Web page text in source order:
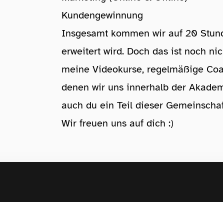
Kundengewinnung
Insgesamt kommen wir auf 20
erweitert wird. Doch das ist noch
meine Videokurse, regelmäßige
denen wir uns innerhalb der
auch du ein Teil dieser
Wir freuen uns auf dich :)